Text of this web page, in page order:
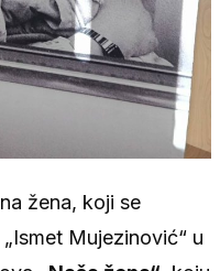
žena, koji se
Mujezinović“ u